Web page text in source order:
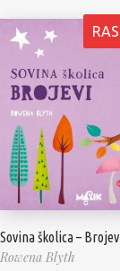
Sovina školica –
Rowena Blyth